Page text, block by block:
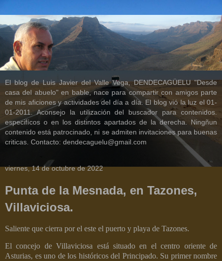
El blog de Luis Javier del Valle Vega, DENDECAGÜELU "Desde
casa del abuelo" en bable, nace para compartir con amigos parte
de mis aficiones y actividades del día a día. El blog vió la luz el 01-
01-2011. Aconsejo la utilización del buscador para contenidos.
especifícos o en los distintos apartados de la derecha. Ningñun
contenido está patrocinado, ni se admiten invitaciones para buenas
criticas. Contacto: dendecaguelu@gmail.com
viernes, 14 de octubre de 2022
Punta de la Mesnada, en Tazones,
Villaviciosa.
Saliente que cierra por el este el puerto y playa de Tazones.
El concejo de Villaviciosa está situado en el centro oriente de
Asturias, es uno de los históricos del Principado. Su primer nombre